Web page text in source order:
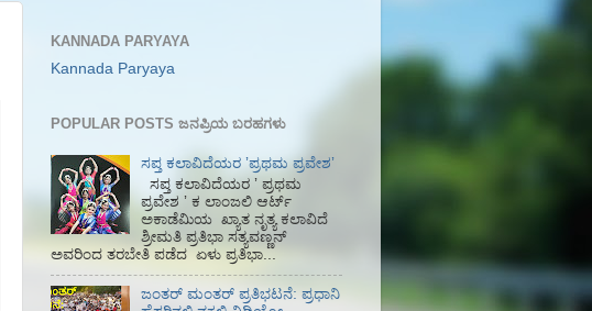
KANNADA PARYAYA
Kannada Paryaya
POPULAR POSTS ಜನಪ್ರಿಯ ಬರಹಗಳು
ಸಪ್ತ ಕಲಾವಿದೆಯರ ʼಪ್ರಥಮ ಪ್ರವೇಶʼ
ಸಪ್ತ ಕಲಾವಿದೆಯರ ʼ ಪ್ರಥಮ
ಪ್ರವೇಶ ʼ ಕ ಲಾಂಜಲಿ ಆರ್ಟ್
ಅಕಾಡೆಮಿಯ‌ ಖ್ಯಾತ ನೃತ್ಯ ಕಲಾವಿದೆ
ಶ್ರೀಮತಿ ಪ್ರತಿಭಾ ಸತ್ಯವಣ್ಣನ್
ಅವರಿಂದ ತರಬೇತಿ ಪಡೆದ ಏಳು ಪ್ರತಿಭಾ...
ಜಂತರ್ ಮಂತರ್ ಪ್ರತಿಭಟನೆ: ಪ್ರಧಾನಿ